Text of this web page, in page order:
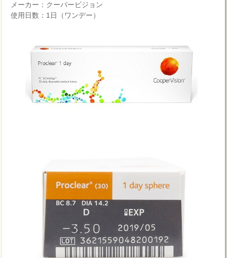
メーカー：クーパービジョン
使用日数：1日（ワンデー）